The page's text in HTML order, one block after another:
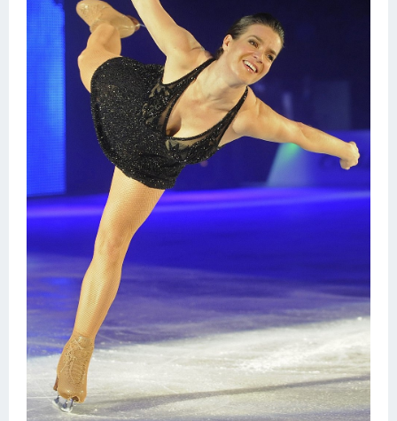
Категории Фото
Еще картинки...
Футбол
Баскетбол
Хоккей
Велогонки
Конькобежный спорт
Тренажеры
Интерьер квартиры